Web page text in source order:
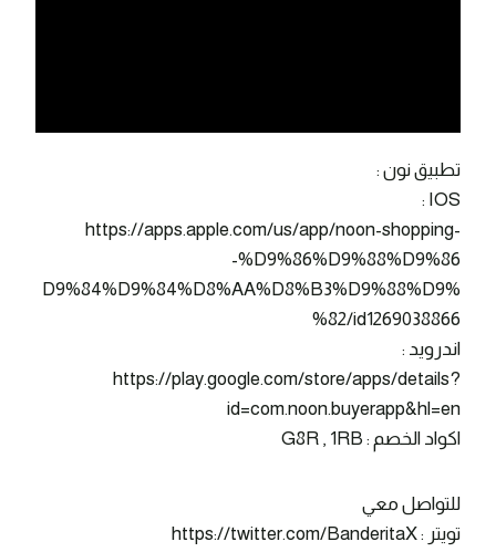
تطبيق نون :
IOS :
https://apps.apple.com/us/app/noon-shopping-
%D9%86%D9%88%D9%86-
%D9%84%D9%84%D8%AA%D8%B3%D9%88%D9
%82/id1269038866
اندرويد :
https://play.google.com/store/apps/details?
id=com.noon.buyerapp&hl=en
اكواد الخصم : G8R , 1RB
للتواصل معي
تويتر : https://twitter.com/BanderitaX